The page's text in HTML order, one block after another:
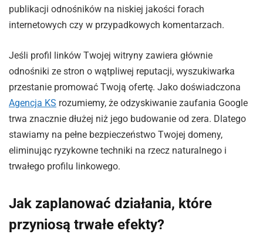
publikacji odnośników na niskiej jakości forach
internetowych czy w przypadkowych komentarzach.
Jeśli profil linków Twojej witryny zawiera głównie
odnośniki ze stron o wątpliwej reputacji, wyszukiwarka
przestanie promować Twoją ofertę. Jako doświadczona
Agencja KS rozumiemy, że odzyskiwanie zaufania Google
trwa znacznie dłużej niż jego budowanie od zera. Dlatego
stawiamy na pełne bezpieczeństwo Twojej domeny,
eliminując ryzykowne techniki na rzecz naturalnego i
trwałego profilu linkowego.
Jak zaplanować działania, które
przyniosą trwałe efekty?